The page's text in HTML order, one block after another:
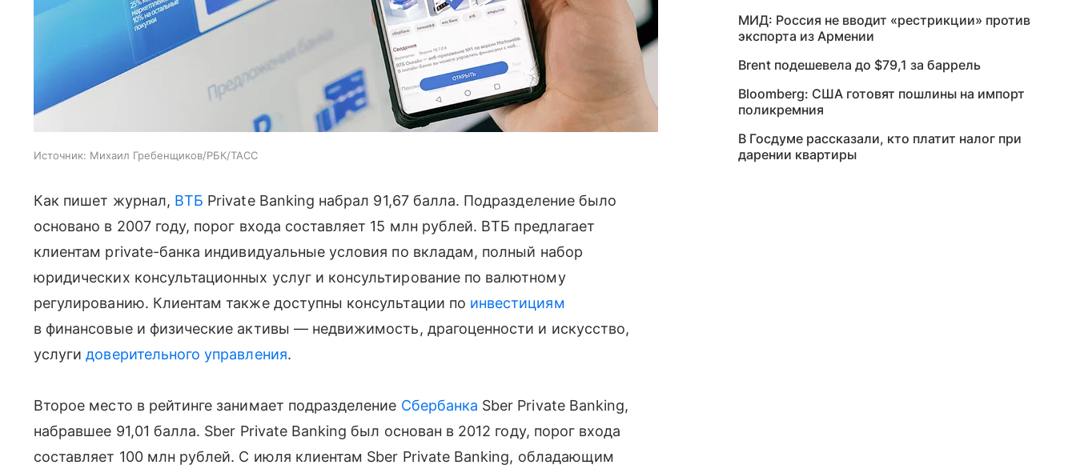
Источник: Михаил Гребенщиков/РБК/ТАСС
Как пишет журнал, ВТБ Private Banking набрал 91,67 балла. Подразделение было
основано в 2007 году, порог входа составляет 15 млн рублей. ВТБ предлагает
клиентам private-банка индивидуальные условия по вкладам, полный набор
юридических консультационных услуг и консультирование по валютному
регулированию. Клиентам также доступны консультации по инвестициям
в финансовые и физические активы — недвижимость, драгоценности и искусство,
услугидоверительного управления.
Второе место в рейтинге занимает подразделение Сбербанка Sber Private Banking,
набравшее 91,01 балла. Sber Private Banking был основан в 2012 году, порог входа
составляет 100 млн рублей. С июля клиентам Sber Private Banking, обладающим
МИД: Россия не вводит «рестрикции» против
экспорта из Армении
Brent подешевела до $79,1 за баррель
Bloomberg: США готовят пошлины на импорт
поликремния
В Госдуме рассказали, кто платит налог при
дарении квартиры